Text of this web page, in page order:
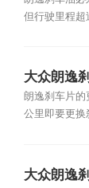
但行驶里程超
大众朗逸
朗逸刹车片的
公里即要更换
大众朗逸